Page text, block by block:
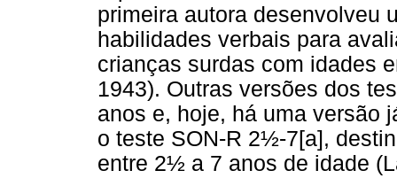
primeira autora desenvolveu
habilidades verbais para
crianças surdas com idades
1943). Outras versões dos
anos e, hoje, há uma versão
o teste SON-R 2½-7[a],
entre 2½ a 7 anos de idade